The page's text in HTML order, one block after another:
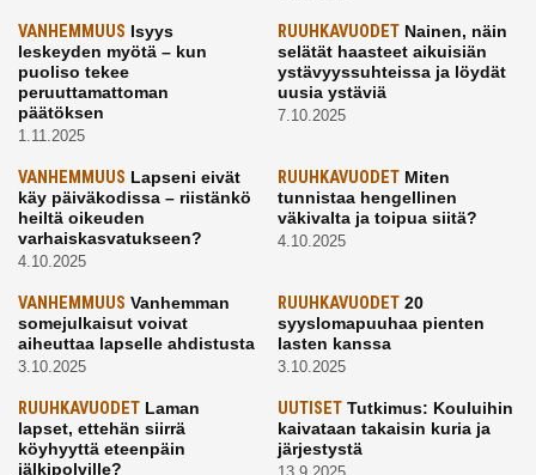
VANHEMMUUS Isyys
leskeyden myötä – kun
puoliso tekee
peruuttamattoman
päätöksen
1.11.2025
RUUHKAVUODETNainen, näin
selätät haasteet aikuisiän
ystävyyssuhteissa ja löydät
uusia ystäviä
7.10.2025
VANHEMMUUS Lapseni eivät
käy päiväkodissa – riistänkö
heiltä oikeuden
varhaiskasvatukseen?
4.10.2025
RUUHKAVUODETMiten
tunnistaa hengellinen
väkivalta ja toipua siitä?
4.10.2025
VANHEMMUUS Vanhemman
somejulkaisut voivat
aiheuttaa lapselle ahdistusta
3.10.2025
RUUHKAVUODET20
syyslomapuuhaa pienten
lasten kanssa
3.10.2025
RUUHKAVUODET Laman
lapset, ettehän siirrä
köyhyyttä eteenpäin
jälkipolville?
UUTISETTutkimus: Kouluihin
kaivataan takaisin kuria ja
järjestystä